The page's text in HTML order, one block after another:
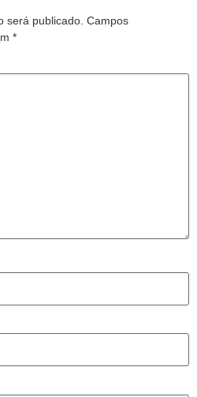
será publicado. Campos
*